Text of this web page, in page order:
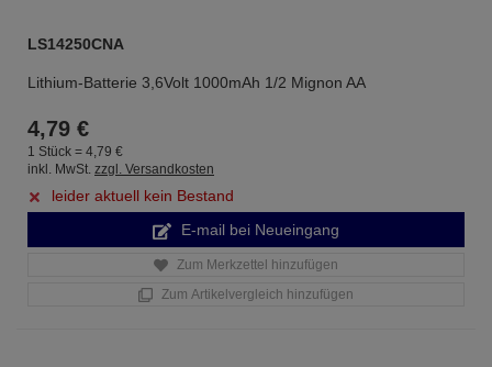
LS14250CNA
Lithium-Batterie 3,6Volt 1000mAh 1/2 Mignon AA
4,79 €
1 Stück = 4, 79 €
inkl. MwSt. zzgl. Versandkosten
leider aktuell kein Bestand
E-mail bei Neueingang
Zum Merkzettel hinzufügen
Zum Artikelvergleich hinzufügen